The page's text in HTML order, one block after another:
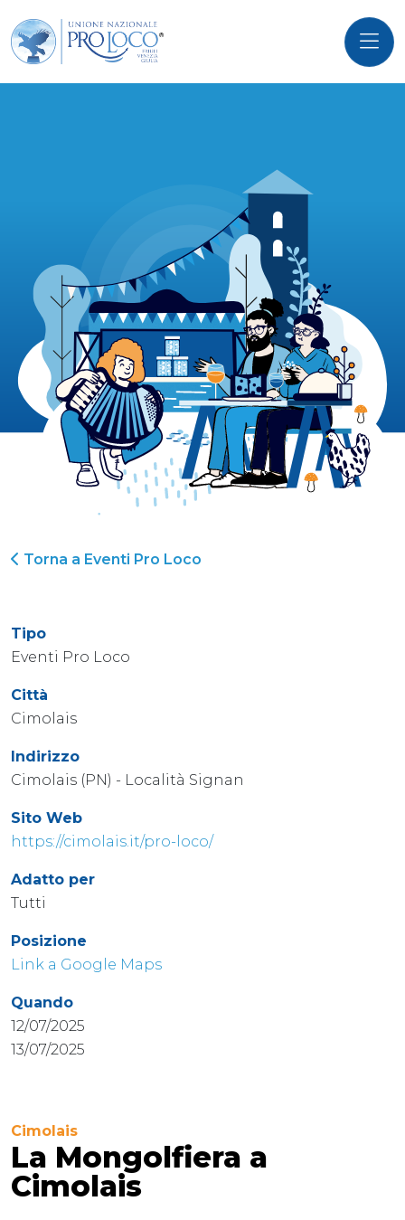
Torna a Eventi Pro Loco
Tipo
Eventi Pro Loco
Città
Cimolais
Indirizzo
Cimolais (PN) - Località Signan
Sito Web
https://cimolais.it/pro-loco/
Adatto per
Tutti
Posizione
Link a Google Maps
Quando
12/07/2025
13/07/2025
Cimolais
La Mongolfiera a
Cimolais